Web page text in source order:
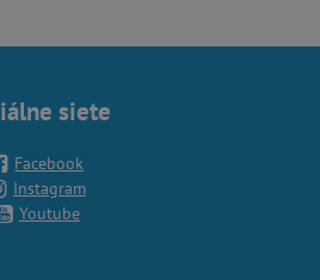
siete
Facebook
Instagram
Youtube